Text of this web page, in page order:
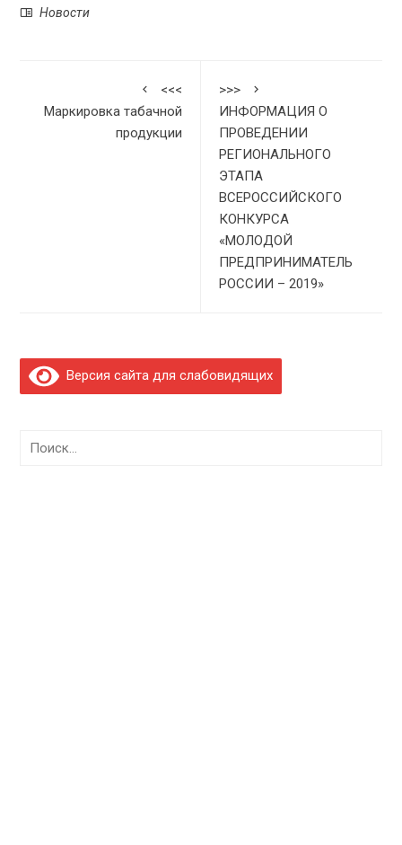
Новости
<<<
Маркировка табачной
продукции
>>>
ИНФОРМАЦИЯ О
ПРОВЕДЕНИИ
РЕГИОНАЛЬНОГО
ЭТАПА
ВСЕРОССИЙСКОГО
КОНКУРСА
«МОЛОДОЙ
ПРЕДПРИНИМАТЕЛЬ
РОССИИ – 2019»
Версия сайта для слабовидящих
Найти: